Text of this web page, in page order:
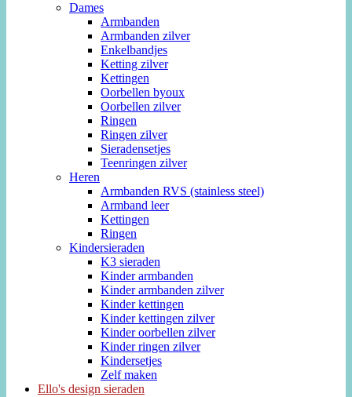
Dames
Armbanden
Armbanden zilver
Enkelbandjes
Ketting zilver
Kettingen
Oorbellen byoux
Oorbellen zilver
Ringen
Ringen zilver
Sieradensetjes
Teenringen zilver
Heren
Armbanden RVS (stainless steel)
Armband leer
Kettingen
Ringen
Kindersieraden
K3 sieraden
Kinder armbanden
Kinder armbanden zilver
Kinder kettingen
Kinder kettingen zilver
Kinder oorbellen zilver
Kinder ringen zilver
Kindersetjes
Zelf maken
Ello's design sieraden